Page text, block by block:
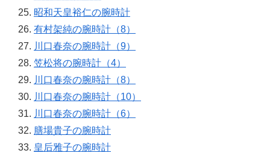
昭和天皇裕仁の腕時計
有村架純の腕時計（8）
川口春奈の腕時計（9）
笠松将の腕時計（4）
川口春奈の腕時計（8）
川口春奈の腕時計（10）
川口春奈の腕時計（6）
膳場貴子の腕時計
皇后雅子の腕時計